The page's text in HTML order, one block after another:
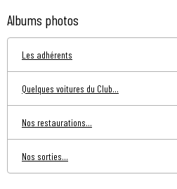
Albums photos
Les adhérents
Quelques voitures du Club...
Nos restaurations...
Nos sorties...